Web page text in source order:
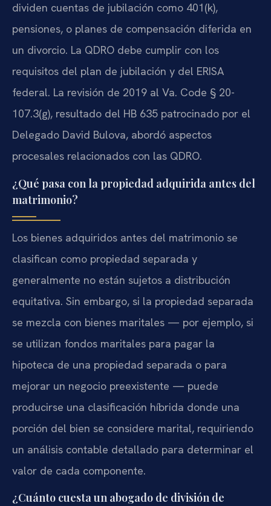
dividen cuentas de jubilación como 401(k),
pensiones, o planes de compensación diferida en
un divorcio. La QDRO debe cumplir con los
requisitos del plan de jubilación y del ERISA
federal. La revisión de 2019 al Va. Code § 20-
107.3(g), resultado del HB 635 patrocinado por el
Delegado David Bulova, abordó aspectos
procesales relacionados con las QDRO.
¿Qué pasa con la propiedad adquirida antes del
matrimonio?
Los bienes adquiridos antes del matrimonio se
clasifican como propiedad separada y
generalmente no están sujetos a distribución
equitativa. Sin embargo, si la propiedad separada
se mezcla con bienes maritales — por ejemplo, si
se utilizan fondos maritales para pagar la
hipoteca de una propiedad separada o para
mejorar un negocio preexistente — puede
producirse una clasificación híbrida donde una
porción del bien se considere marital, requiriendo
un análisis contable detallado para determinar el
valor de cada componente.
¿Cuánto cuesta un abogado de división de